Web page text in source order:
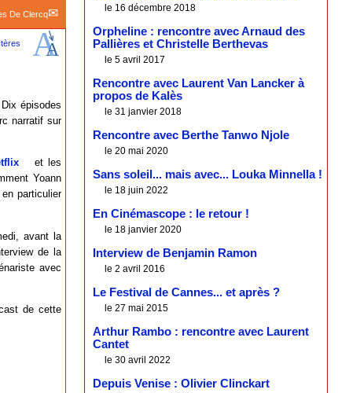
De Clercq
épisodes
narratif sur
et les
Yoann
particulier
avant la
de la
avec
de cette
le 16 décembre 2018
Orpheline : rencontre avec Arnaud des
Pallières et Christelle Berthevas
le 5 avril 2017
Rencontre avec Laurent Van Lancker à
propos de Kalès
le 31 janvier 2018
Rencontre avec Berthe Tanwo Njole
le 20 mai 2020
Sans soleil... mais avec... Louka Minnella !
le 18 juin 2022
En Cinémascope : le retour !
le 18 janvier 2020
Interview de Benjamin Ramon
le 2 avril 2016
Le Festival de Cannes... et après ?
le 27 mai 2015
Arthur Rambo : rencontre avec Laurent
Cantet
le 30 avril 2022
Depuis Venise : Olivier Clinckart